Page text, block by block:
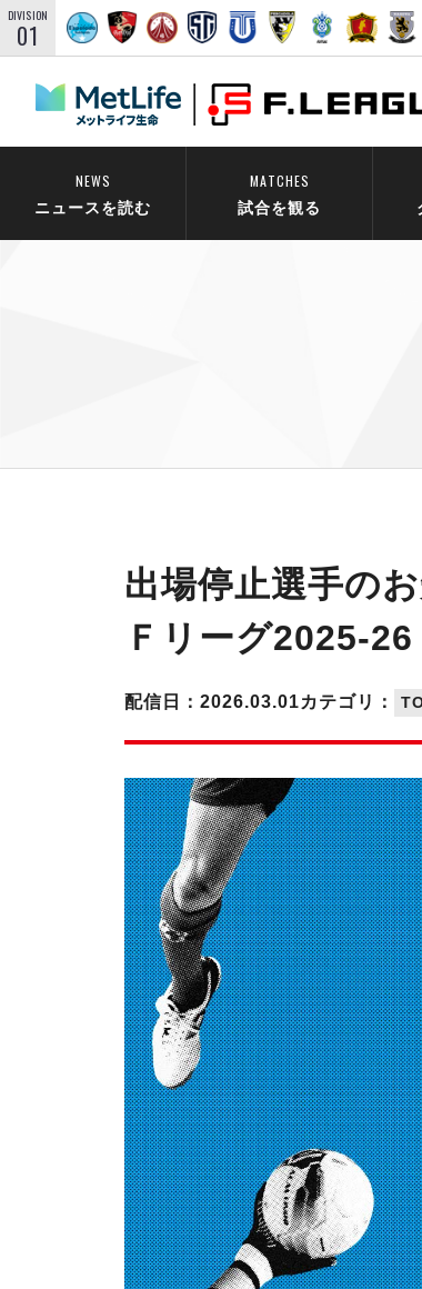
DIVISION
01
NEWS
ニュースを読む
MATCHES
試合を観る
出場停止選手の
Ｆリーグ2025-
カテゴリ：
配信日：2026.03.01